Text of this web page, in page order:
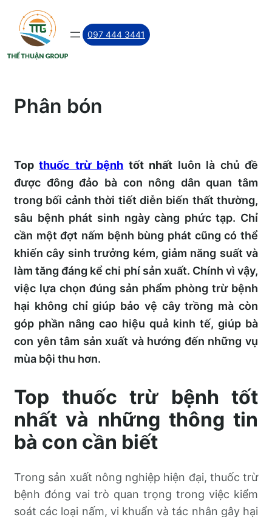
Skip
content
097 444 3441
Phân bón
Topthuốc trừ bệnh tốt nhất luôn là chủ đề
được đông đảo bà con nông dân quan tâm
trong bối cảnh thời tiết diễn biến thất thường,
sâu bệnh phát sinh ngày càng phức tạp. Chỉ
cần một đợt nấm bệnh bùng phát cũng có thể
khiến cây sinh trưởng kém, giảm năng suất và
làm tăng đáng kể chi phí sản xuất. Chính vì vậy,
việc lựa chọn đúng sản phẩm phòng trừ bệnh
hại không chỉ giúp bảo vệ cây trồng mà còn
góp phần nâng cao hiệu quả kinh tế, giúp bà
con yên tâm sản xuất và hướng đến những vụ
mùa bội thu hơn.
Top thuốc trừ bệnh tốt
nhất và những thông tin
bà con cần biết
Trong sản xuất nông nghiệp hiện đại, thuốc trừ
bệnh đóng vai trò quan trọng trong việc kiểm
soát các loại nấm, vi khuẩn và tác nhân gây hại